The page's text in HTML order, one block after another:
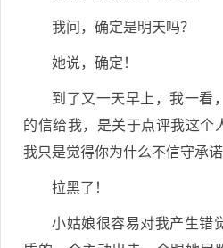
我问，确定是明天吗？
她说，确定！
到了又一天早上，我一看
的信给我，是关于点评我这个
我只是觉得你为什么不信守承诺
拉黑了！
小姑娘很容易对我产生错